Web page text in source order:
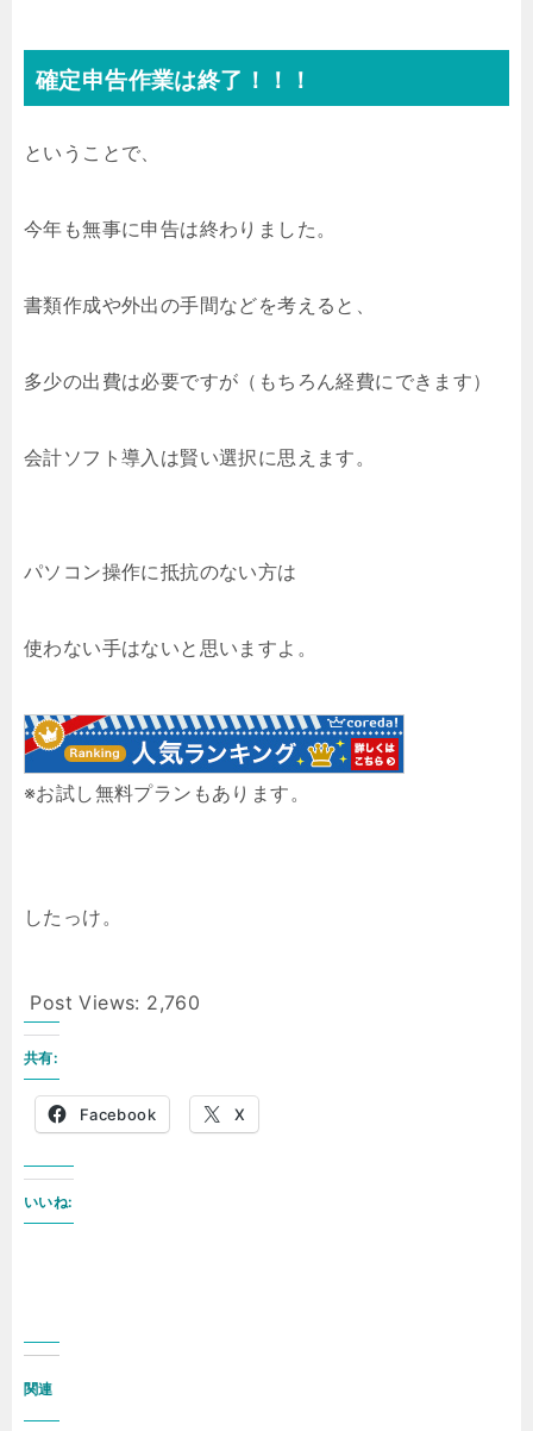
確定申告作業は終了！！！
ということで、
今年も無事に申告は終わりました。
書類作成や外出の手間などを考えると、
多少の出費は必要ですが（もちろん経費にできます）
会計ソフト導入は賢い選択に思えます。
パソコン操作に抵抗のない方は
使わない手はないと思いますよ。
※お試し無料プランもあります。
したっけ。
Post Views: 2,760
共有:
Facebook X
いいね:
関連